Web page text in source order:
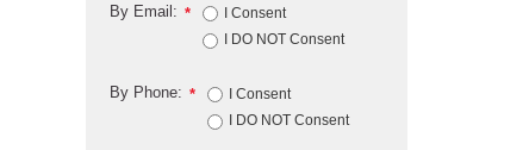
*
By Email:
I Consent
I DO NOT Consent
*
By Phone:
I Consent
I DO NOT Consent